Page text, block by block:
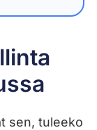
sen, tuleeko